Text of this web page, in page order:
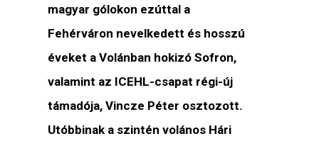
magyar gólokon ezúttal a
Fehérváron nevelkedett és hosszú
éveket a Volánban hokizó Sofron,
valamint az ICEHL-csapat régi-új
támadója, Vincze Péter osztozott.
Utóbbinak a szintén volános Hári